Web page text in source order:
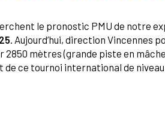
le pronostic PMU de notre
. Aujourd’hui, direction Vincennes
2850 mètres (grande piste en
ce tournoi international de niveau